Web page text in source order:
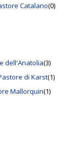
Catalano(0)
dell'Anatolia(3)
di Karst(1)
Mallorquin(1)